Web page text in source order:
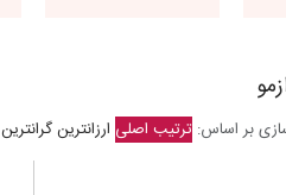
بر اساس: ترتیب اصلی ارزانترینگرانترین